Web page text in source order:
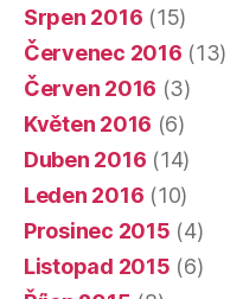
Srpen 2016 (15)
Červenec 2016 (13)
Červen 2016 (3)
Květen 2016 (6)
Duben 2016 (14)
Leden 2016 (10)
Prosinec 2015 (4)
Listopad 2015 (6)